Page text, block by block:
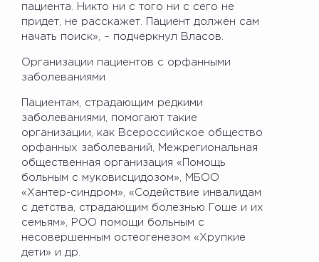
пациента. Никто ни с того ни с сего не
придет, не расскажет. Пациент должен сам
начать поиск», – подчеркнул Власов.
Организации пациентов с орфанными
заболеваниями
Пациентам, страдающим редкими
заболеваниями, помогают такие
организации, как Всероссийское общество
орфанных заболеваний, Межрегиональная
общественная организация «Помощь
больным с муковисцидозом», МБОО
«Хантер-синдром», «Содействие инвалидам
с детства, страдающим болезнью Гоше и их
семьям», РОО помощи больным с
несовершенным остеогенезом «Хрупкие
дети» и др.